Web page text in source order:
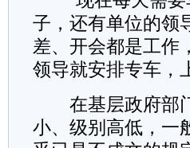
子，还有单位的领
差、开会都是工作
领导就安排专车，
在基层政府部门
小、级别高低，一